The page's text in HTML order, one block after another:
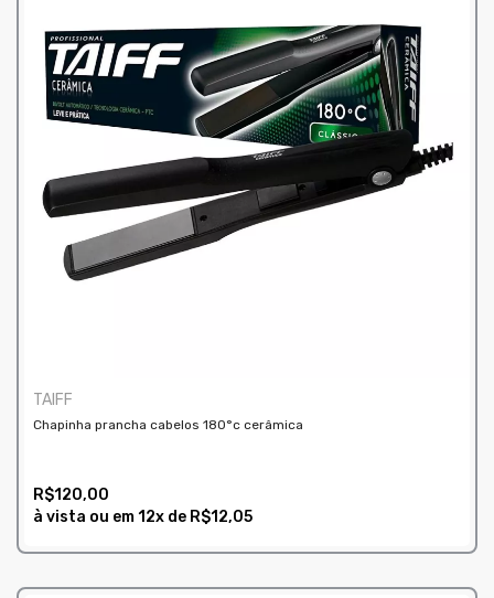
TAIFF
Chapinha prancha cabelos 180°c cerâmica
R$120,00
à vista ou em12x de R$12,05
COMPRAR